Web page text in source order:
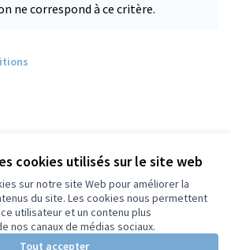
cookies utilisés sur le site web
sur notre site Web pour améliorer la
du site. Les cookies nous permettent
utilisateur et un contenu plus
nos canaux de médias sociaux.
Tout accepter
ne correspond à ce critère.